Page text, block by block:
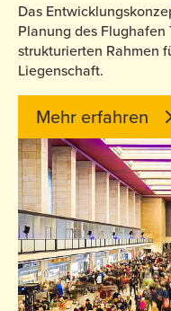
Das
Planung des Flughafen
strukturierten Rahmen
Liegenschaft.
Mehr erfahren